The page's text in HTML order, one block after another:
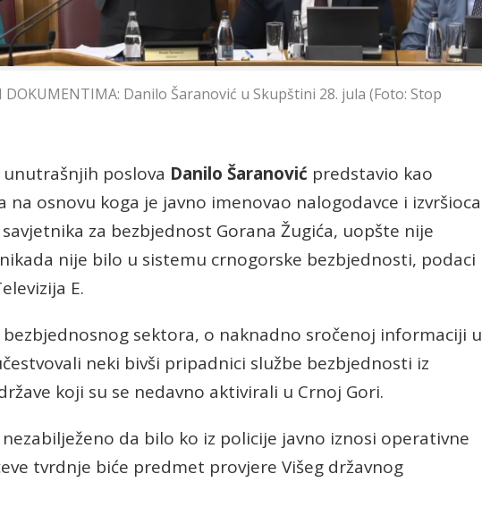
DOKUMENTIMA: Danilo Šaranović u Skupštini 28. jula (Foto: Stop
poslova Danilo Šaranović predstavio kao
na osnovu koga je javno imenovao nalogodavce i izvršioca
za bezbjednost Gorana Žugića, uopšte nije
nije bilo u sistemu crnogorske bezbjednosti, podaci
E.
bezbjednosnog sektora, o naknadno sročenoj informaciji u
neki bivši pripadnici službe bezbjednosti iz
koji su se nedavno aktivirali u Crnoj Gori.
da bilo ko iz policije javno iznosi operativne
tvrdnje biće predmet provjere Višeg državnog